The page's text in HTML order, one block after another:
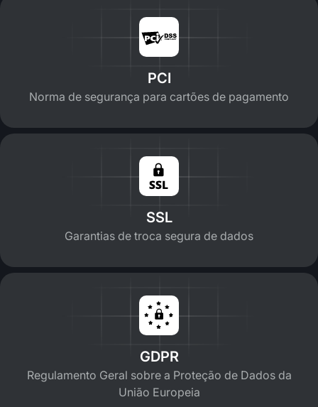
PCI
Norma de segurança para cartões de pagamento
SSL
Garantias de troca segura de dados
GDPR
Regulamento Geral sobre a Proteção de Dados da
União Europeia